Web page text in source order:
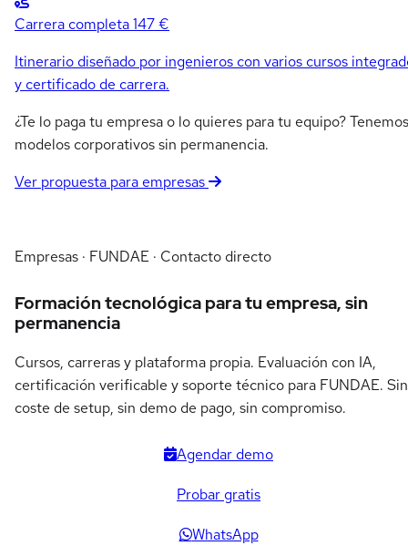
Carrera completa147 €
Itinerario diseñado por ingenieros con varios cursos
y certificado de carrera.
¿Te lo paga tu empresa o lo quieres para tu equipo? Tenemos
modelos corporativos sin permanencia.
Ver propuesta para empresas
Empresas · FUNDAE · Contacto directo
Formación tecnológica para tu empresa, sin
permanencia
Cursos, carreras y plataforma propia. Evaluación con IA,
certificación verificable y soporte técnico para FUNDAE. Sin
coste de setup, sin demo de pago, sin compromiso.
Agendar demo
Probar gratis
WhatsApp